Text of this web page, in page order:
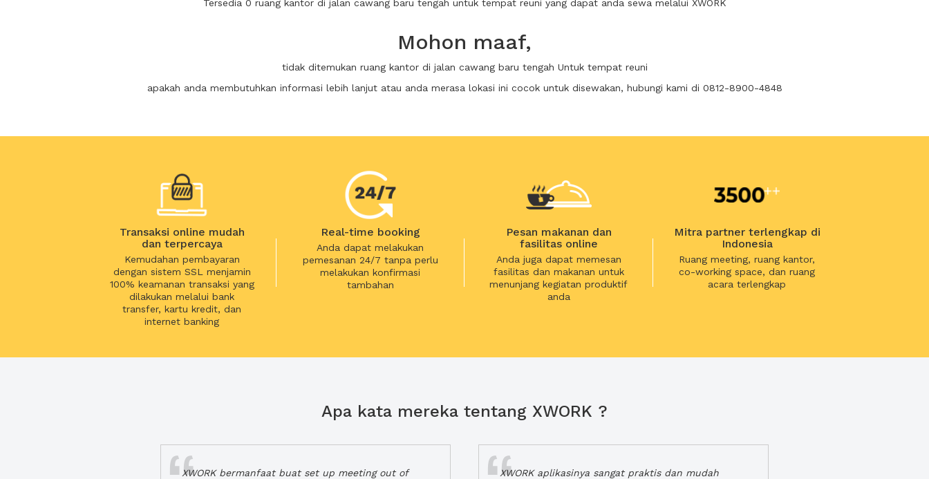
Tersedia 0 ruang kantor di jalan cawang baru tengah untuk tempat reuni yang dapat anda sewa melalui XWORK
Mohon maaf,
tidak ditemukan ruang kantor di jalan cawang baru tengah Untuk tempat reuni
apakah anda membutuhkan informasi lebih lanjut atau anda merasa lokasi ini cocok untuk disewakan, hubungi kami di 0812-8900-4848
Transaksi online mudah
dan terpercaya
Kemudahan pembayaran
dengan sistem SSL menjamin
100% keamanan transaksi yang
dilakukan melalui bank
transfer, kartu kredit, dan
internet banking
Real-time booking
Anda dapat melakukan
pemesanan 24/7 tanpa perlu
melakukan konfirmasi
tambahan
Pesan makanan dan
fasilitas online
Anda juga dapat memesan
fasilitas dan makanan untuk
menunjang kegiatan produktif
anda
Mitra partner terlengkap di
Indonesia
Ruang meeting, ruang kantor,
co-working space, dan ruang
acara terlengkap
Apa kata mereka tentang XWORK ?
XWORK bermanfaat buat set up meeting out of
XWORK aplikasinya sangat praktis dan mudah